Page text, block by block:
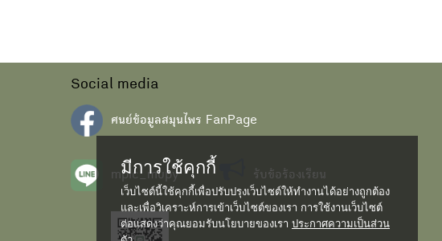
Social media
ศนย์ข้อมูลสมุนไพร FanPage
mpic_mupy รับข้อร้องเรียน
มีการใช้คุกกี้
เว็บไซต์นี้ใช้คุกกี้เพื่อปรับปรุงเว็บไซต์ให้ทำงานได้อย่างถูกต้อง
และเพื่อวิเคราะห์การเข้าเว็บไซต์ของเรา การใช้งานเว็บไซต์
ต่อแสดงว่าคุณยอมรับนโยบายของเรา ประกาศความเป็นส่วน